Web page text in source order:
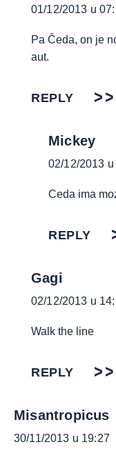
01/12/2013 u
Pa Čeda, on je
aut.
REPLY
Mickey
02/12/2013
Ceda ima
REPLY
Gagi
02/12/2013 u
Walk the line
REPLY
Misantropicus
30/11/2013 u 19:27